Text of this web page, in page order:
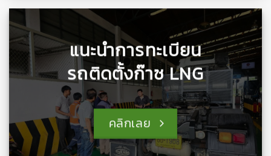
แนะนำการทะเบียน
รถติดตั้งก๊าซ LNG
คลิกเลย